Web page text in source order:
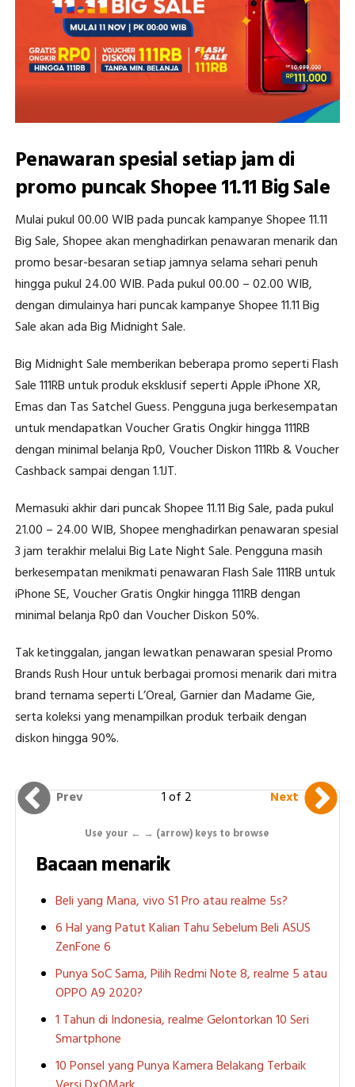
Penawaran spesial setiap jam di
promo puncak Shopee 11.11 Big Sale
Mulai pukul 00.00 WIB pada puncak kampanye Shopee 11.11
Big Sale, Shopee akan menghadirkan penawaran menarik dan
promo besar-besaran setiap jamnya selama sehari penuh
hingga pukul 24.00 WIB. Pada pukul 00.00 – 02.00 WIB,
dengan dimulainya hari puncak kampanye Shopee 11.11 Big
Sale akan ada Big Midnight Sale.
Big Midnight Sale memberikan beberapa promo seperti Flash
Sale 111RB untuk produk eksklusif seperti Apple iPhone XR,
Emas dan Tas Satchel Guess. Pengguna juga berkesempatan
untuk mendapatkan Voucher Gratis Ongkir hingga 111RB
dengan minimal belanja Rp0, Voucher Diskon 111Rb & Voucher
Cashback sampai dengan 1.1JT.
Memasuki akhir dari puncak Shopee 11.11 Big Sale, pada pukul
21.00 – 24.00 WIB, Shopee menghadirkan penawaran spesial
3 jam terakhir melalui Big Late Night Sale. Pengguna masih
berkesempatan menikmati penawaran Flash Sale 111RB untuk
iPhone SE, Voucher Gratis Ongkir hingga 111RB dengan
minimal belanja Rp0 dan Voucher Diskon 50%.
Tak ketinggalan, jangan lewatkan penawaran spesial Promo
Brands Rush Hour untuk berbagai promosi menarik dari mitra
brand ternama seperti L’Oreal, Garnier dan Madame Gie,
serta koleksi yang menampilkan produk terbaik dengan
diskon hingga 90%.
Prev 1 of 2 Next
Use your ← → (arrow) keys to browse
Bacaan menarik
Beli yang Mana, vivo S1 Pro atau realme 5s?
6 Hal yang Patut Kalian Tahu Sebelum Beli ASUS
ZenFone 6
Punya SoC Sama, Pilih Redmi Note 8, realme 5 atau
OPPO A9 2020?
1 Tahun di Indonesia, realme Gelontorkan 10 Seri
Smartphone
10 Ponsel yang Punya Kamera Belakang Terbaik